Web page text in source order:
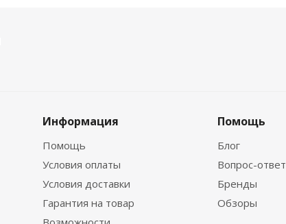
Информация
Помощь
Условия оплаты
Условия доставки
Гарантия на товар
Помощь
Блог
Вопрос-ответ
Бренды
Обзоры